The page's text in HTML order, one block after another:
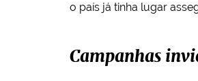
o país já tinha lugar
Campanhas